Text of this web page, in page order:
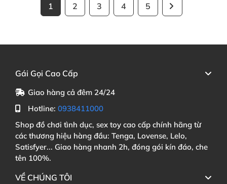
1 2 3 4 5
Gái Gọi Cao Cấp
Giao hàng cả đêm 24/24
Hotline: 0938411000
Shop đồ chơi tình dục, sex toy cao cấp chính hãng từ
các thương hiệu hàng đầu: Tenga, Lovense, Lelo,
Satisfyer... Giao hàng nhanh 2h, đóng gói kín đáo, che
tên 100%.
VỀ CHÚNG TÔI